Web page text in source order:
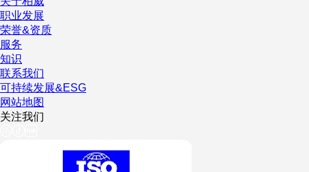
职业发展
荣誉&资质
服务
知识
联系我们
可持续发展&ESG
网站地图
关注我们